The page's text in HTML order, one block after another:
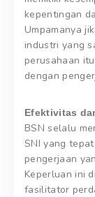
kepentingan
Umpamanya
industri yang
perusahaan
dengan
Efektivitas
BSN selalu
SNI yang
pengerjaan
Keperluan ini
fasilitator